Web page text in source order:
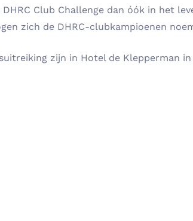
Club Challenge dan óók in het
zich de DHRC-clubkampioenen
zijn in Hotel de Klepperman in